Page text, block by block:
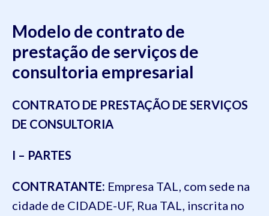
Modelo de contrato de
prestação de serviços de
consultoria empresarial
CONTRATO DE PRESTAÇÃO DE SERVIÇOS
DE CONSULTORIA
I – PARTES
CONTRATANTE: Empresa TAL, com sede na
cidade de CIDADE-UF, Rua TAL, inscrita no